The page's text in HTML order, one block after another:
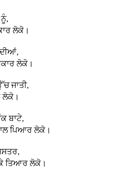
ਲੋਕੋ।
ਲੋਕੋ।
ਜਾਤੀ,
ਲੋਕੋ।
ਬਾਟੇ,
ਪਿਆਰ ਲੋਕੋ।
ਤਿਆਰ ਲੋਕੋ।